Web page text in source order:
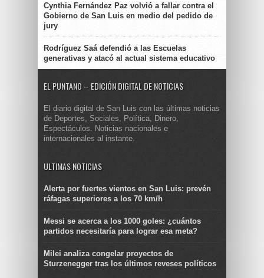
Cynthia Fernández Paz volvió a fallar contra el
Gobierno de San Luis en medio del pedido de
jury
Rodríguez Saá defendió a las Escuelas
generativas y atacó al actual sistema educativo
EL PUNTANO – EDICIÓN DIGITAL DE NOTICIAS
El diario digital de San Luis con las últimas noticias
de Deportes, Sociales, Política, Dinero,
Espectáculos. Noticias nacionales e
internacionales al instante.
ULTIMAS NOTICIAS
Alerta por fuertes vientos en San Luis: prevén
ráfagas superiores a los 70 km/h
Messi se acerca a los 1000 goles: ¿cuántos
partidos necesitaría para lograr esa meta?
Milei analiza congelar proyectos de
Sturzenegger tras los últimos reveses políticos